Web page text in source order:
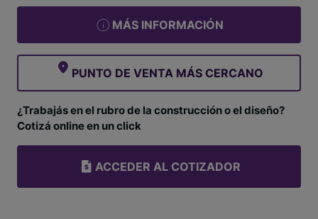
MÁS INFORMACIÓN
PUNTO DE VENTA MÁS CERCANO
¿Trabajás en el rubro de la construcción o el diseño?
Cotizá online en un click
ACCEDER AL COTIZADOR